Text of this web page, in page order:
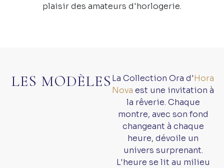
plaisir des amateurs d'horlogerie.
LES MODÈLES La Collection Ora d'Hora
Nova est une invitation à
la rêverie. Chaque
montre, avec son fond
changeant à chaque
heure, dévoile un
univers surprenant.
L'heure se lit au milieu